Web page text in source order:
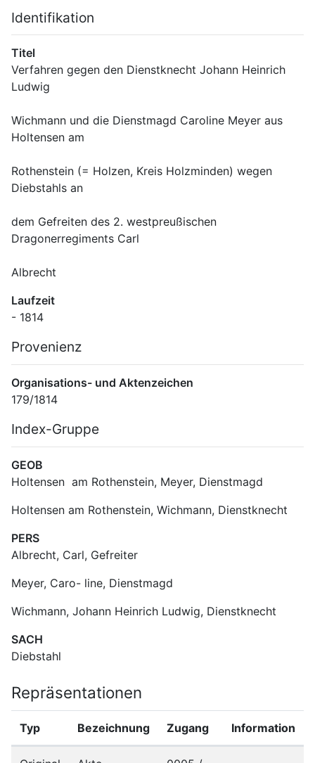
Identifikation
Titel
Verfahren gegen den Dienstknecht Johann Heinrich
Wichmann und die Dienstmagd Caroline Meyer aus
Rothenstein (= Holzen, Kreis Holzminden) wegen
dem Gefreiten des 2. westpreußischen
Albrecht
Laufzeit
- 1814
Provenienz
Organisations- und Aktenzeichen
179/1814
Index-Gruppe
GEOB
Holtensen  am Rothenstein, Meyer, Dienstmagd
Holtensen am Rothenstein, Wichmann, Dienstknecht
PERS
Albrecht, Carl, Gefreiter
Meyer, Caro- line, Dienstmagd
Wichmann, Johann Heinrich Ludwig, Dienstknecht
SACH
Diebstahl
Repräsentationen
Typ Bezeichnung Zugang Information